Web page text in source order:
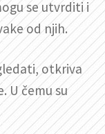
se utvrditi i
od njih.
otkriva
U čemu su